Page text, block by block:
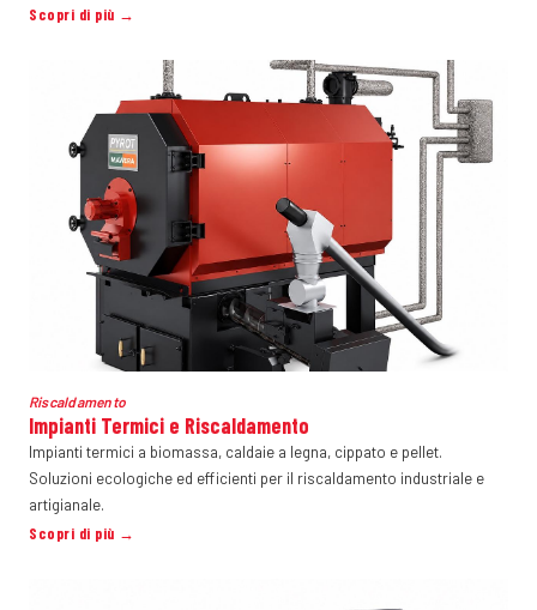
Scopri di più →
Riscaldamento
Impianti Termici e Riscaldamento
Impianti termici a biomassa, caldaie a legna, cippato e pellet.
Soluzioni ecologiche ed efficienti per il riscaldamento industriale e
artigianale.
Scopri di più →